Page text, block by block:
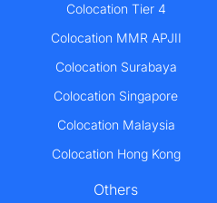
Colocation Tier 4
Colocation MMR APJII
Colocation Surabaya
Colocation Singapore
Colocation Malaysia
Colocation Hong Kong
Others